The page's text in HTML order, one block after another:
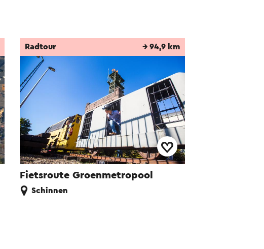
Fietsroute Groenmetropool
Radtour → 94,9 km
Schinnen